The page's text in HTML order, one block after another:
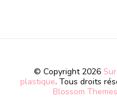
© Copyright 2026
plastique. Tous droits
Blossom Themes